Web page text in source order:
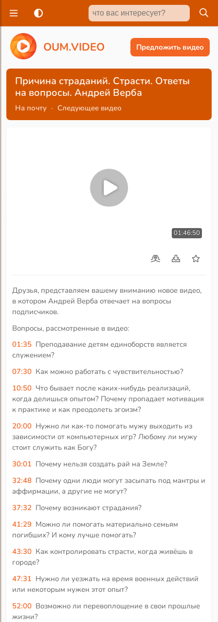
OUM.VIDEO Предложить видео
Причина страданий. Страсти. Ответы
на вопросы. Андрей Верба
На почту · Следующее видео
01:46:50
Друзья, представляем вашему вниманию новое видео,
в котором Андрей Верба отвечает на вопросы
подписчиков.
Вопросы, рассмотренные в видео:
01:35 Преподавание детям единоборств является
служением?
07:30 Как можно работать с чувствительностью?
10:50 Что бывает после каких-нибудь реализаций,
когда делишься опытом? Почему пропадает мотивация
к практике и как преодолеть эгоизм?
20:00 Нужно ли как-то помогать мужу выходить из
зависимости от компьютерных игр? Любому ли мужу
стоит служить как Богу?
30:01 Почему нельзя создать рай на Земле?
32:48 Почему одни люди могут засыпать под мантры и
аффирмации, а другие не могут?
37:32 Почему возникают страдания?
41:29 Можно ли помогать материально семьям
погибших? И кому лучше помогать?
43:30 Как контролировать страсти, когда живёшь в
городе?
47:31 Нужно ли уезжать на время военных действий
или некоторым нужен этот опыт?
52:00 Возможно ли перевоплощение в свои прошлые
жизни?